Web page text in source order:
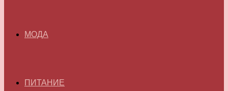
МОДА
ПИТАНИЕ